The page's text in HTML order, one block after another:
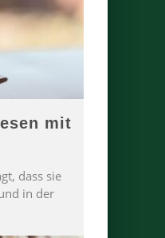
mit
dass sie
in der